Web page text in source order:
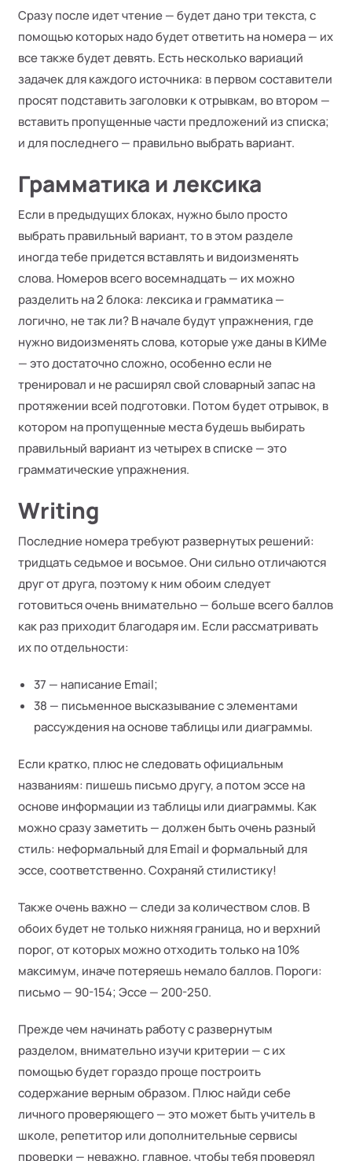
Сразу после идет чтение — будет дано три текста, с
помощью которых надо будет ответить на номера — их
все также будет девять. Есть несколько вариаций
задачек для каждого источника: в первом составители
просят подставить заголовки к отрывкам, во втором —
вставить пропущенные части предложений из списка;
и для последнего — правильно выбрать вариант.
Грамматика и лексика
Если в предыдущих блоках, нужно было просто
выбрать правильный вариант, то в этом разделе
иногда тебе придется вставлять и видоизменять
слова. Номеров всего восемнадцать — их можно
разделить на 2 блока: лексика и грамматика —
логично, не так ли? В начале будут упражнения, где
нужно видоизменять слова, которые уже даны в КИМе
— это достаточно сложно, особенно если не
тренировал и не расширял свой словарный запас на
протяжении всей подготовки. Потом будет отрывок, в
котором на пропущенные места будешь выбирать
правильный вариант из четырех в списке — это
грамматические упражнения.
Writing
Последние номера требуют развернутых решений:
тридцать седьмое и восьмое. Они сильно отличаются
друг от друга, поэтому к ним обоим следует
готовиться очень внимательно — больше всего баллов
как раз приходит благодаря им. Если рассматривать
их по отдельности:
37 — написание Email;
38 — письменное высказывание с элементами
рассуждения на основе таблицы или диаграммы.
Если кратко, плюс не следовать официальным
названиям: пишешь письмо другу, а потом эссе на
основе информации из таблицы или диаграммы. Как
можно сразу заметить — должен быть очень разный
стиль: неформальный для Email и формальный для
эссе, соответственно. Сохраняй стилистику!
Также очень важно — следи за количеством слов. В
обоих будет не только нижняя граница, но и верхний
порог, от которых можно отходить только на 10%
максимум, иначе потеряешь немало баллов. Пороги:
письмо — 90-154; Эссе — 200-250.
Прежде чем начинать работу с развернутым
разделом, внимательно изучи критерии — с их
помощью будет гораздо проще построить
содержание верным образом. Плюс найди себе
личного проверяющего — это может быть учитель в
школе, репетитор или дополнительные сервисы
проверки — неважно, главное, чтобы тебя проверял